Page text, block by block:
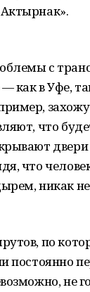
с
как в Уфе,
захожу
что
что
никак
по
постоянно
не